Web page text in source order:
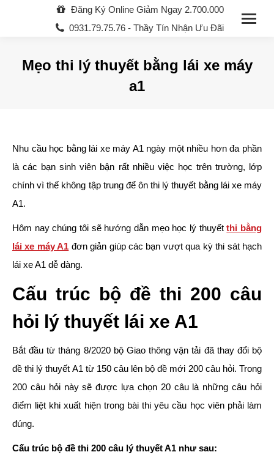
Đăng Ký Online Giảm Ngay 2.700.000
0931.79.75.76 - Thầy Tín Nhận Ưu Đãi
Mẹo thi lý thuyết bằng lái xe máy
a1
Nhu cầu học bằng lái xe máy A1 ngày một nhiều hơn đa phần
là các bạn sinh viên bận rất nhiều việc học trên trường, lớp
chính vì thế không tập trung để ôn thi lý thuyết bằng lái xe máy
A1.
Hôm nay chúng tôi sẽ hướng dẫn mẹo học lý thuyếtthi bằng
lái xe máy A1 đơn giản giúp các bạn vượt qua kỳ thi sát hạch
lái xe A1 dễ dàng.
Cấu trúc bộ đề thi 200 câu
hỏi lý thuyết lái xe A1
Bắt đầu từ tháng 8/2020 bộ Giao thông vận tải đã thay đổi bộ
đề thi lý thuyết A1 từ 150 câu lên bộ đề mới 200 câu hỏi. Trong
200 câu hỏi này sẽ được lựa chọn 20 câu là những câu hỏi
điểm liệt khi xuất hiện trong bài thi yêu cầu học viên phải làm
đúng.
Cấu trúc bộ đề thi 200 câu lý thuyết A1 như sau: